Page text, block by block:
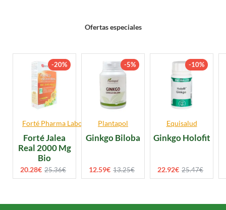
Ofertas especiales
-20%
Forté Pharma Laboratories
Forté Jalea
Real 2000 Mg
Bio
20.28€ 25.36€
-5%
Plantapol
Ginkgo Biloba
12.59€ 13.25€
-10%
Equisalud
Ginkgo Holofit
22.92€ 25.47€